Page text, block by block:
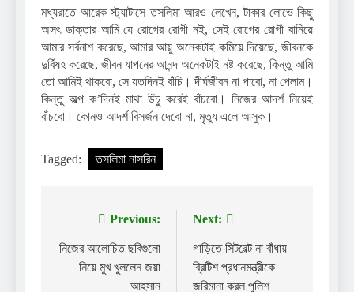
মধ্যরাতে আরেক স্ট্যাটাসে তসলিমা আরও লেখেন, টাকার লোভে কিছু
অসৎ ডাক্তার আমি যে রোগের রোগী নই, সেই রোগের রোগী বানিয়ে
আমার সর্বনাশ করেছে, আমার আয়ু অনেকটাই কমিয়ে দিয়েছে, জীবনকে
দুর্বিষহ করেছে, জীবন যাপনের আনন্দ অনেকটাই নষ্ট করেছে, কিন্তু আমি
তো আমিই থাকবো, সে যতদিনই বাঁচি। দীর্ঘজীবন না পাবো, না পেলাম।
কিন্তু অল্প ক’দিনই মাথা উঁচু করেই বাঁচবো। নিজের আদর্শ নিয়েই
বাঁচবো। কোনও আদর্শ বিসর্জন দেবো না, মৃত্যু এলে আসুক।
Tagged: তসলিমা নাসরিন
navigation
Previous:
নিজের আলোচিত ছবিগুলো
নিয়ে মুখ খুললেন জয়া
আহসান
Next:
গাড়িতে সিটবেল্ট না বাঁধায়
ব্রিটিশ প্রধানমন্ত্রীকে
জরিমানা করল পুলিশ